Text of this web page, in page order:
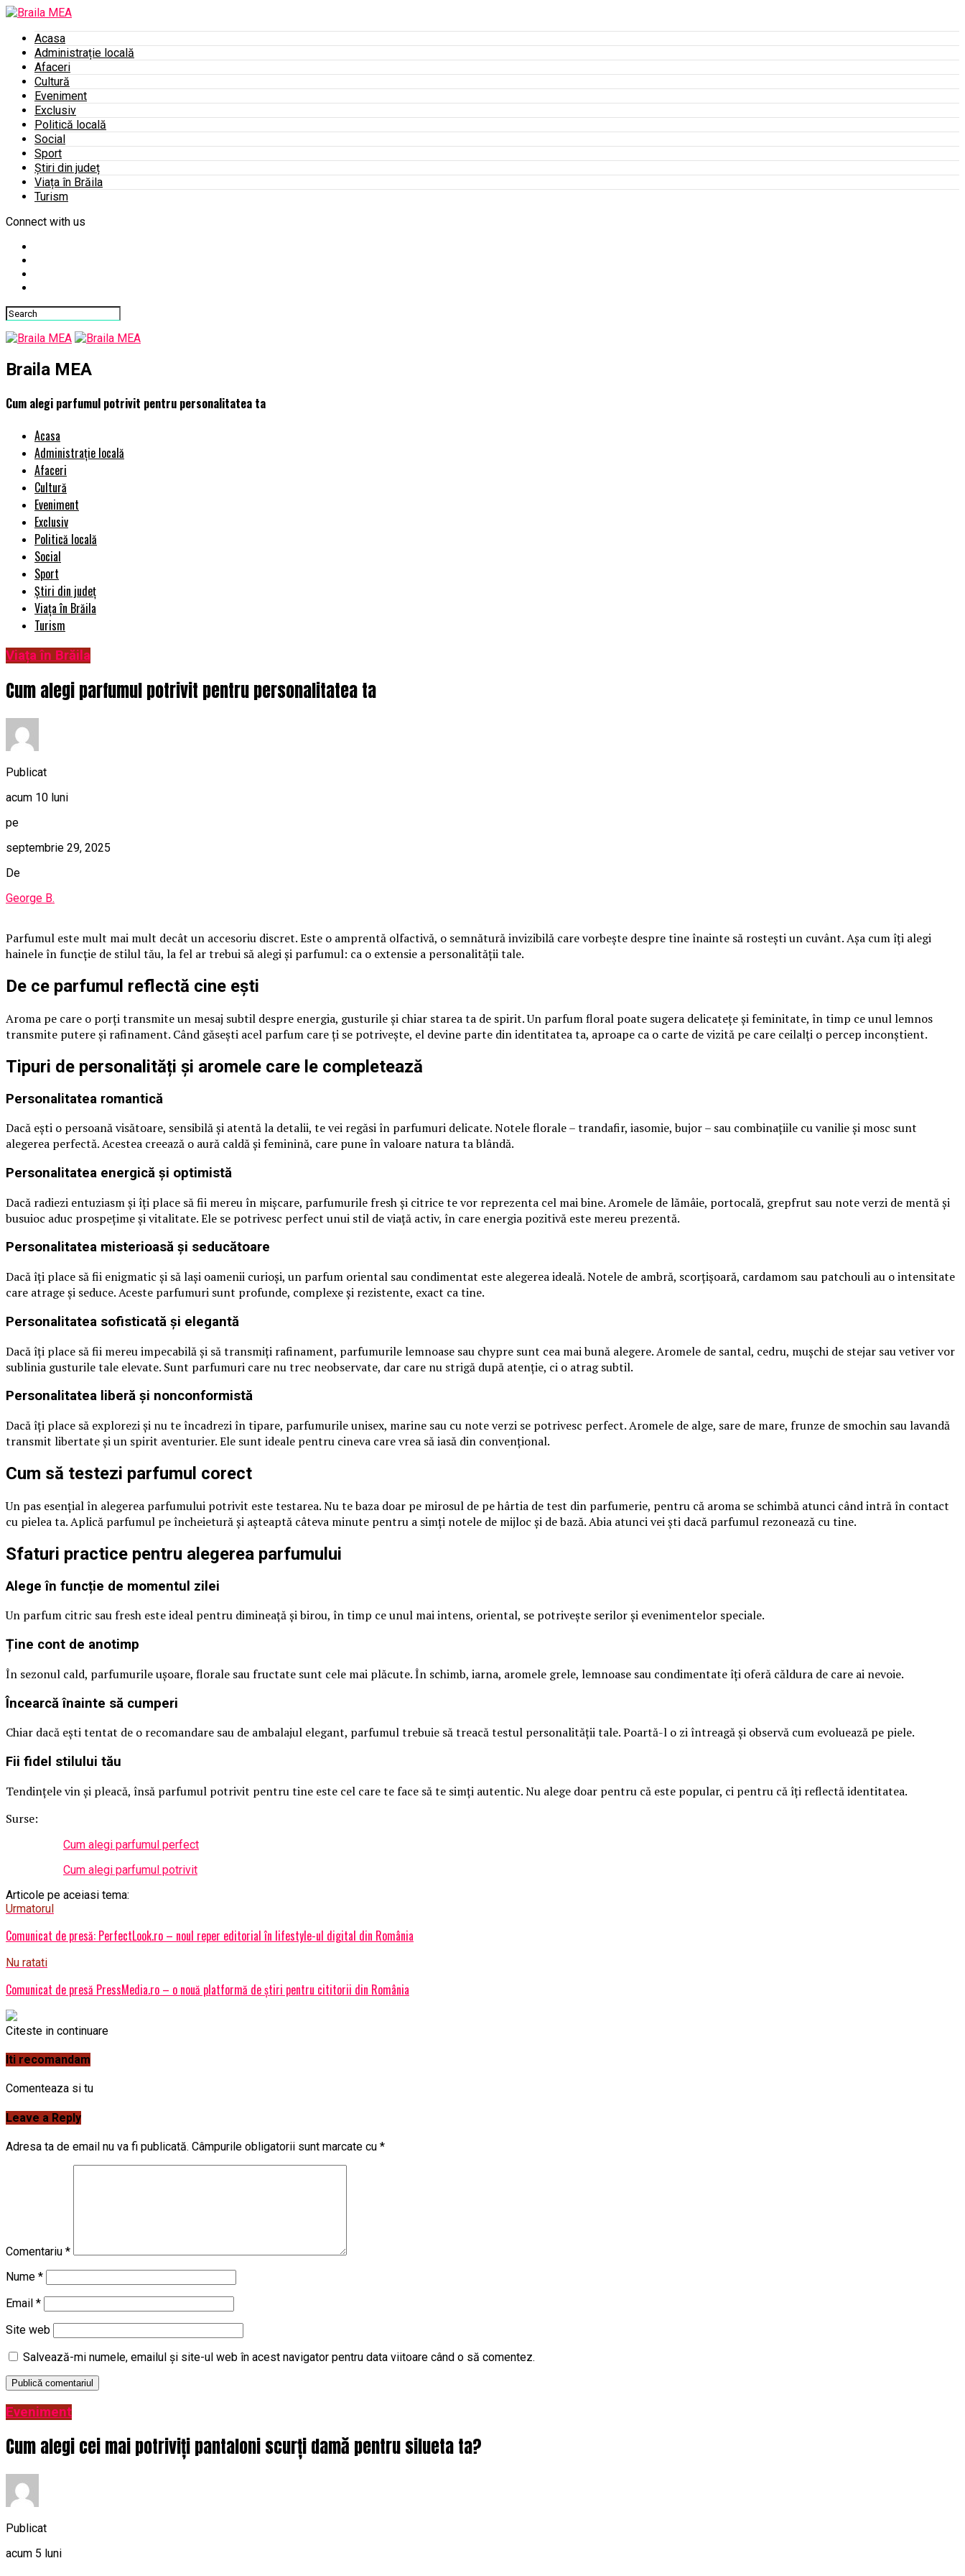
Acasa
Administrație locală
Afaceri
Cultură
Eveniment
Exclusiv
Politică locală
Social
Sport
Știri din județ
Viața în Brăila
Turism
Connect with us
Braila MEA
Cum alegi parfumul potrivit pentru personalitatea ta
Acasa
Administrație locală
Afaceri
Cultură
Eveniment
Exclusiv
Politică locală
Social
Sport
Știri din județ
Viața în Brăila
Turism
Viața în Brăila
Cum alegi parfumul potrivit pentru personalitatea ta
Publicat
acum 10 luni
pe
septembrie 29, 2025
De
George B.
Parfumul este mult mai mult decât un accesoriu discret. Este o amprentă olfactivă, o semnătură invizibilă care vorbește despre tine înainte să rostești un cuvânt. Așa cum îți alegi
hainele în funcție de stilul tău, la fel ar trebui să alegi și parfumul: ca o extensie a personalității tale.
De ce parfumul reflectă cine ești
Aroma pe care o porți transmite un mesaj subtil despre energia, gusturile și chiar starea ta de spirit. Un parfum floral poate sugera delicatețe și feminitate, în timp ce unul lemnos
transmite putere și rafinament. Când găsești acel parfum care ți se potrivește, el devine parte din identitatea ta, aproape ca o carte de vizită pe care ceilalți o percep inconștient.
Tipuri de personalități și aromele care le completează
Personalitatea romantică
Dacă ești o persoană visătoare, sensibilă și atentă la detalii, te vei regăsi în parfumuri delicate. Notele florale – trandafir, iasomie, bujor – sau combinațiile cu vanilie și mosc sunt
alegerea perfectă. Acestea creează o aură caldă și feminină, care pune în valoare natura ta blândă.
Personalitatea energică și optimistă
Dacă radiezi entuziasm și îți place să fii mereu în mișcare, parfumurile fresh și citrice te vor reprezenta cel mai bine. Aromele de lămâie, portocală, grepfrut sau note verzi de mentă și
busuioc aduc prospețime și vitalitate. Ele se potrivesc perfect unui stil de viață activ, în care energia pozitivă este mereu prezentă.
Personalitatea misterioasă și seducătoare
Dacă îți place să fii enigmatic și să lași oamenii curioși, un parfum oriental sau condimentat este alegerea ideală. Notele de ambră, scorțișoară, cardamom sau patchouli au o intensitate
care atrage și seduce. Aceste parfumuri sunt profunde, complexe și rezistente, exact ca tine.
Personalitatea sofisticată și elegantă
Dacă îți place să fii mereu impecabilă și să transmiți rafinament, parfumurile lemnoase sau chypre sunt cea mai bună alegere. Aromele de santal, cedru, mușchi de stejar sau vetiver vor
sublinia gusturile tale elevate. Sunt parfumuri care nu trec neobservate, dar care nu strigă după atenție, ci o atrag subtil.
Personalitatea liberă și nonconformistă
Dacă îți place să explorezi și nu te încadrezi în tipare, parfumurile unisex, marine sau cu note verzi se potrivesc perfect. Aromele de alge, sare de mare, frunze de smochin sau lavandă
transmit libertate și un spirit aventurier. Ele sunt ideale pentru cineva care vrea să iasă din convențional.
Cum să testezi parfumul corect
Un pas esențial în alegerea parfumului potrivit este testarea. Nu te baza doar pe mirosul de pe hârtia de test din parfumerie, pentru că aroma se schimbă atunci când intră în contact
cu pielea ta. Aplică parfumul pe încheietură și așteaptă câteva minute pentru a simți notele de mijloc și de bază. Abia atunci vei ști dacă parfumul rezonează cu tine.
Sfaturi practice pentru alegerea parfumului
Alege în funcție de momentul zilei
Un parfum citric sau fresh este ideal pentru dimineață și birou, în timp ce unul mai intens, oriental, se potrivește serilor și evenimentelor speciale.
Ține cont de anotimp
În sezonul cald, parfumurile ușoare, florale sau fructate sunt cele mai plăcute. În schimb, iarna, aromele grele, lemnoase sau condimentate îți oferă căldura de care ai nevoie.
Încearcă înainte să cumperi
Chiar dacă ești tentat de o recomandare sau de ambalajul elegant, parfumul trebuie să treacă testul personalității tale. Poartă-l o zi întreagă și observă cum evoluează pe piele.
Fii fidel stilului tău
Tendințele vin și pleacă, însă parfumul potrivit pentru tine este cel care te face să te simți autentic. Nu alege doar pentru că este popular, ci pentru că îți reflectă identitatea.
Surse:
Cum alegi parfumul perfect
Cum alegi parfumul potrivit
Articole pe aceiasi tema:
Urmatorul
Comunicat de presă: PerfectLook.ro – noul reper editorial în lifestyle-ul digital din România
Nu ratati
Comunicat de presă PressMedia.ro – o nouă platformă de știri pentru cititorii din România
Citeste in continuare
Iti recomandam
Comenteaza si tu
Leave a Reply
Adresa ta de email nu va fi publicată. Câmpurile obligatorii sunt marcate cu *
Comentariu *
Nume *
Email *
Site web
Salvează-mi numele, emailul și site-ul web în acest navigator pentru data viitoare când o să comentez.
Eveniment
Cum alegi cei mai potriviți pantaloni scurți damă pentru silueta ta?
Publicat
acum 5 luni